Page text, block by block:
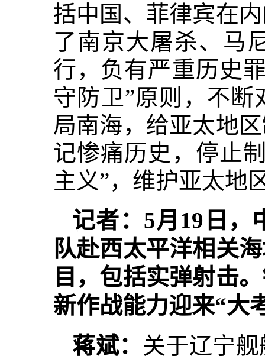
括中国、菲律宾在
了南京大屠杀、马
行，负有严重历史
守防卫”原则，不断
局南海，给亚太地
记惨痛历史，停止
主义”，维护亚太地
记者：5月19日，
队赴西太平洋相关
目，包括实弹射击
新作战能力迎来“大
蒋斌： 关于辽宁